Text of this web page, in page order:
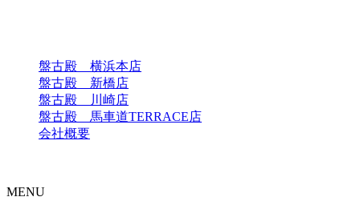
盤古殿 横浜本店
盤古殿 新橋店
盤古殿 川崎店
盤古殿 馬車道TERRACE店
会社概要
MENU